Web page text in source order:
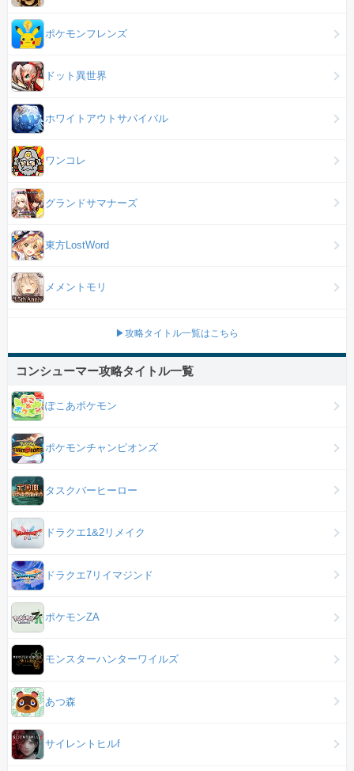
ポケモンフレンズ
ドット異世界
ホワイトアウトサバイバル
ワンコレ
グランドサマナーズ
東方LostWord
メメントモリ
▶攻略タイトル一覧はこちら
コンシューマー攻略タイトル一覧
ぽこあポケモン
ポケモンチャンピオンズ
タスクバーヒーロー
ドラクエ1&2リメイク
ドラクエ7リイマジンド
ポケモンZA
モンスターハンターワイルズ
あつ森
サイレントヒルf